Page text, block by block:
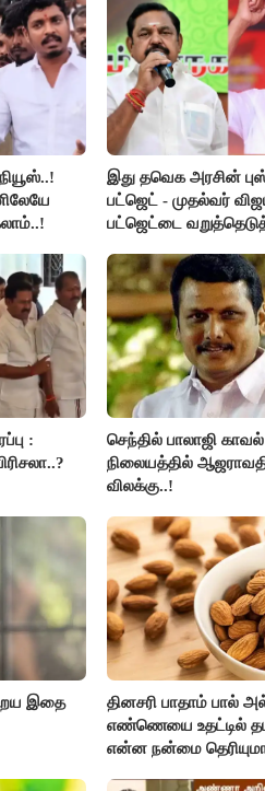
இது தவெக அரசின்
பட்ஜெட் - முதல்வர்
பட்ஜெட்டை
:
செந்தில் பாலாஜி காவல்
நிலையத்தில்
விலக்கு..!
இதை
தினசரி பாதாம் பால்
எண்ணெயை உதட்டில்
என்ன நன்மை